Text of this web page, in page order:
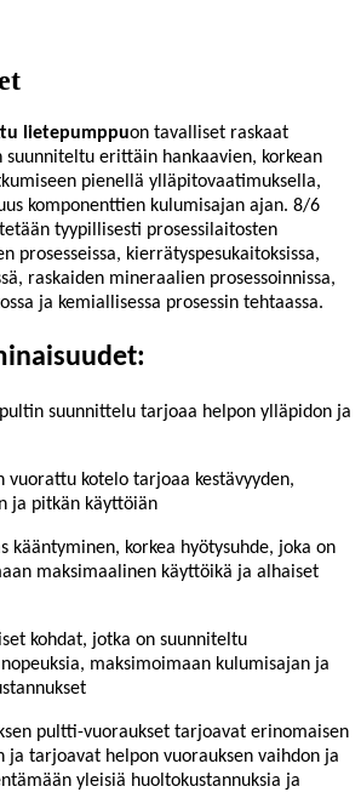
lietepumppuon tavalliset raskaat
suunniteltu erittäin hankaavien, korkean
pienellä ylläpitovaatimuksella,
komponenttien kulumisajan ajan. 8/6
tyypillisesti prosessilaitosten
prosesseissa, kierrätyspesukaitoksissa,
raskaiden mineraalien prosessoinnissa,
ja kemiallisessa prosessin tehtaassa.
suunnittelu tarjoaa helpon ylläpidon ja
vuorattu kotelo tarjoaa kestävyyden,
ja pitkän käyttöiän
kääntyminen, korkea hyötysuhde, joka on
maksimaalinen käyttöikä ja alhaiset
kohdat, jotka on suunniteltu
maksimoimaan kulumisajan ja
pultti-vuoraukset tarjoavat erinomaisen
ja tarjoavat helpon vuorauksen vaihdon ja
yleisiä huoltokustannuksia ja